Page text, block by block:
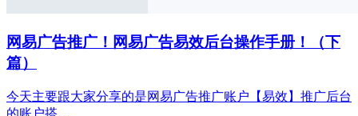
网易广告推广！网易广告易效后台操作手册！（下
篇）
今天主要跟大家分享的是网易广告推广账户【易效】推广后台
的账户搭…